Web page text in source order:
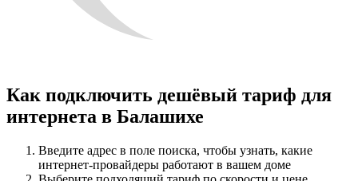
Как подключить дешёвый тариф для
интернета в Балашихе
Введите адрес в поле поиска, чтобы узнать, какие
интернет-провайдеры работают в вашем доме